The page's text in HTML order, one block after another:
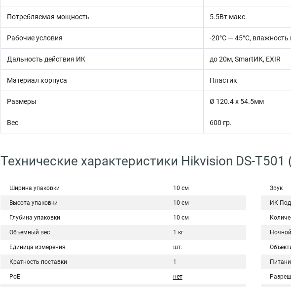
Потребляемая мощность 5.5Вт макс.
Рабочие условия -20°С — 45°С, влажность
Дальность действия ИК до 20м, SmartИК, EXIR
Материал корпуса Пластик
Размеры Ø 120.4 х 54.5мм
Вес 600 гр.
Технические характеристики Hikvision DS-T501
Ширина упаковки 10 см
Высота упаковки 10 см
Глубина упаковки 10 см
Объемный вес 1 кг
Единица измерения шт.
Кратность поставки 1
PoE нет
Звук
ИК